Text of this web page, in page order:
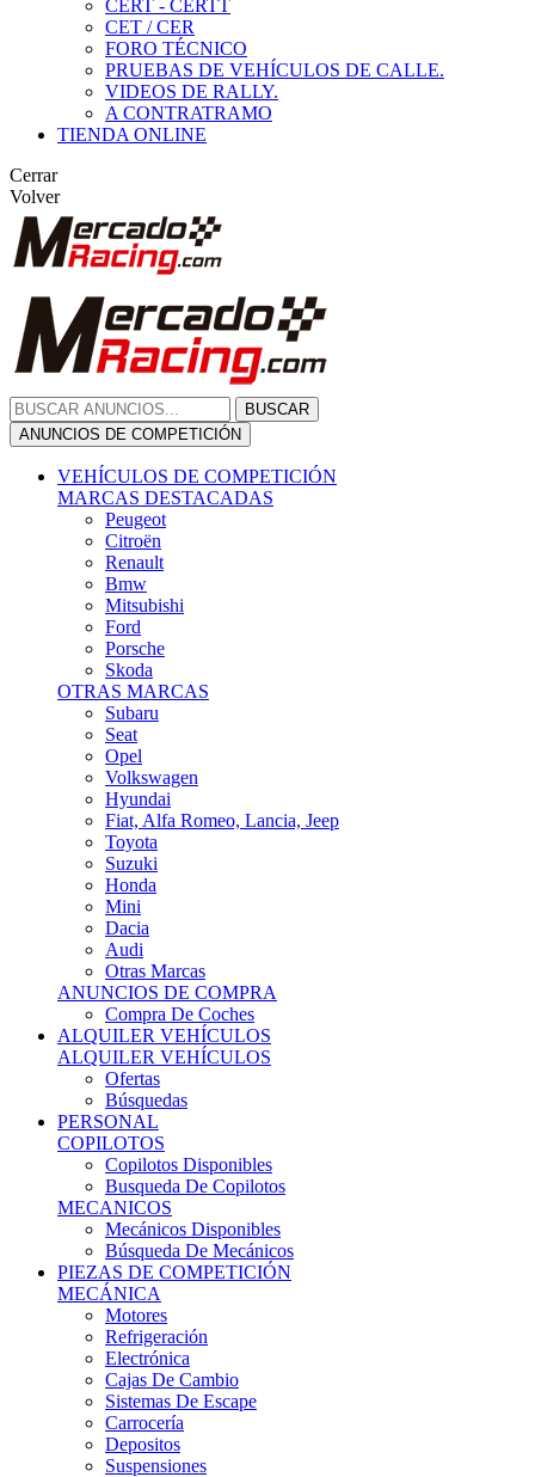
CERT - CERTT
CET / CER
FORO TÉCNICO
PRUEBAS DE VEHÍCULOS DE CALLE.
VIDEOS DE RALLY.
A CONTRATRAMO
TIENDA ONLINE
Cerrar
Volver
BUSCAR
ANUNCIOS DE COMPETICIÓN
VEHÍCULOS DE COMPETICIÓN
MARCAS DESTACADAS
Peugeot
Citroën
Renault
Bmw
Mitsubishi
Ford
Porsche
Skoda
OTRAS MARCAS
Subaru
Seat
Opel
Volkswagen
Hyundai
Fiat, Alfa Romeo, Lancia, Jeep
Toyota
Suzuki
Honda
Mini
Dacia
Audi
Otras Marcas
ANUNCIOS DE COMPRA
Compra De Coches
ALQUILER VEHÍCULOS
ALQUILER VEHÍCULOS
Ofertas
Búsquedas
PERSONAL
COPILOTOS
Copilotos Disponibles
Busqueda De Copilotos
MECANICOS
Mecánicos Disponibles
Búsqueda De Mecánicos
PIEZAS DE COMPETICIÓN
MECÁNICA
Motores
Refrigeración
Electrónica
Cajas De Cambio
Sistemas De Escape
Carrocería
Depositos
Suspensiones